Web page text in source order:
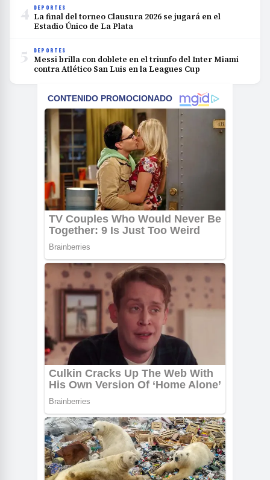
4 DEPORTES
La final del torneo Clausura 2026 se jugará en el
Estadio Único de La Plata
5 DEPORTES
Messi brilla con doblete en el triunfo del Inter Miami
contra Atlético San Luis en la Leagues Cup